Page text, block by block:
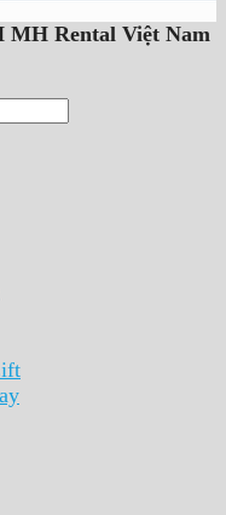
MH Rental Việt Nam